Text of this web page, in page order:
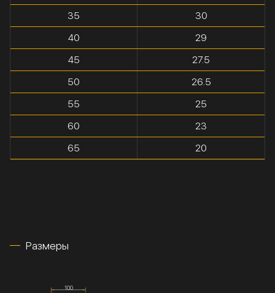
35
30
40
29
45
27.5
50
26.5
55
25
60
23
65
20
Размеры
100